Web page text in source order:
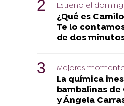
Estreno el
¿Qué es
Te lo
de dos
Mejores
La química
bambalinas de
y Ángela